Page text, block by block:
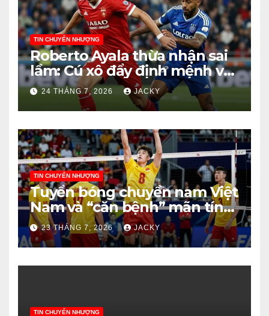
TIN CHUYỂN NHƯỢNG
Roberto Ayala thừa nhận sai
lầm: Cú xô đẩy định mệnh và
bài học cho ban huấn luyện
Argentina
24 THÁNG 7, 2026 JACKY
TIN CHUYỂN NHƯỢNG
Tuyển bóng chuyền nam Việt
Nam và “căn bệnh” mãn tính:
10 lỗi phát bóng và bài học
đắt giá từ trận thua Thái Lan
23 THÁNG 7, 2026 JACKY
TIN CHUYỂN NHƯỢNG